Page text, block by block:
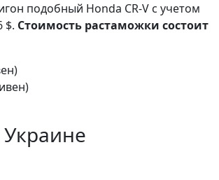
подобный Honda CR-V с учетом
$. Стоимость растаможки состоит